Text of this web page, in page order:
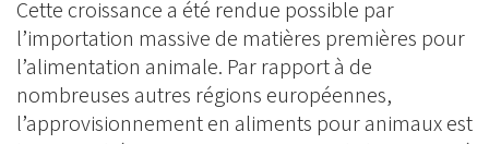
Cette croissance a été rendue possible par
l’importation massive de matières premières pour
l’alimentation animale. Par rapport à de
nombreuses autres régions européennes,
l’approvisionnement en aliments pour animaux est